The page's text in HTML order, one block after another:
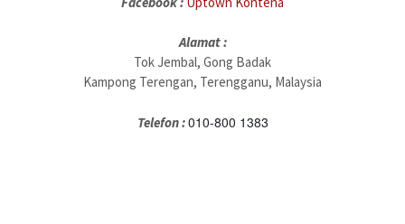
Alamat :
Tok Jembal, Gong Badak
Kampong Terengan, Terengganu, Malaysia
Telefon :010-800 1383